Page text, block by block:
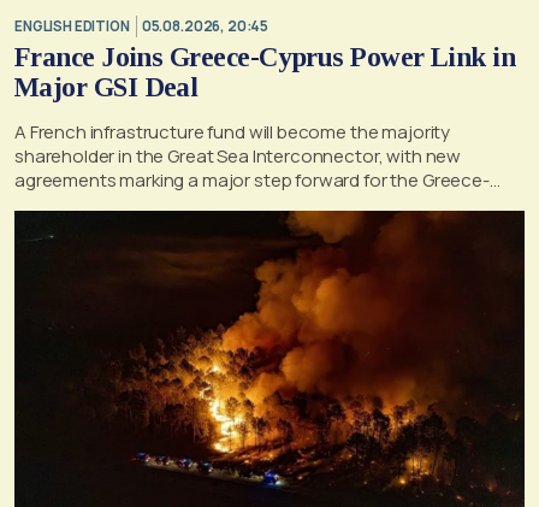
ENGLISH EDITION 05.08.2026, 20:45
France Joins Greece-Cyprus Power Link in
Major GSI Deal
A French infrastructure fund will become the majority
shareholder in the Great Sea Interconnector, with new
agreements marking a major step forward for the Greece-